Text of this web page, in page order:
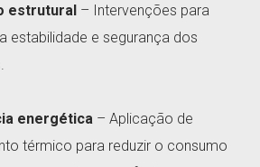
estrutural – Intervenções para
estabilidade e segurança dos
energética – Aplicação de
térmico para reduzir o consumo